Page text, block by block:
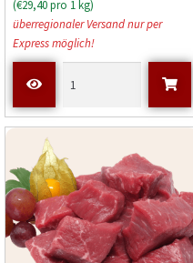
(€29,40 pro 1 kg)
überregionaler Versand nur per
Express möglich!